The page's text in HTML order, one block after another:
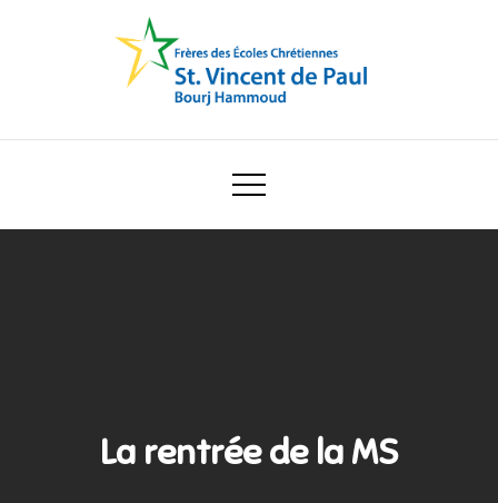
Ecole Saint Vincent de Paul
La rentrée de la MS